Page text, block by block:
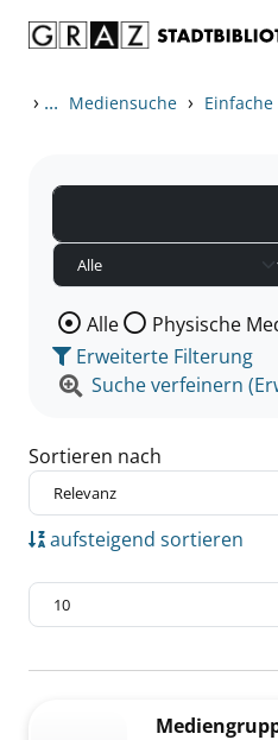
› ... Mediensuche › Einfache
Wählen Sie die
Alle Physische
Erweiterte Filterung
Suche verfeinern
Sortieren nach
aufsteigend sortieren
Zu den Suchfiltern springen